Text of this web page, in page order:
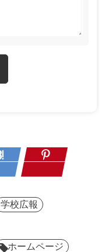
学校広報
ホームページ